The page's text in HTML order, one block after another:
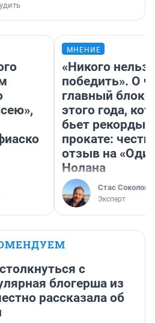
МНЕНИЕ
«Никого нельзя
победить». О
главный
этого года,
бьет рекорды в
прокате:
отзыв на
Нолана
Стас Соколов
Эксперт
с
блогерша из
рассказала об